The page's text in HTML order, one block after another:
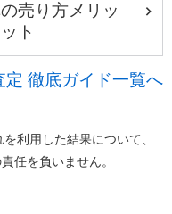
売り方メリッ
ト
定 徹底ガイド一覧へ
利用した結果について、
任を負いません。